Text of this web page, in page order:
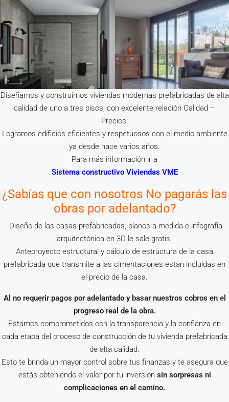
Diseñamos y construimos viviendas modernas prefabricadas de alta
calidad de uno a tres pisos, con excelente relación Calidad –
Precios.
Logramos edificios eficientes y respetuosos con el medio ambiente
ya desde hace varios años.
Para más información ir a
Sistema constructivo Viviendas VME
¿Sabías que con nosotros No pagarás las
obras por adelantado?
Diseño de las casas prefabricadas, planos a medida e infografía
arquitectónica en 3D le sale gratis.
Anteproyecto estructural y cálculo de estructura de la casa
prefabricada que transmite a las cimentaciones estan incluidas en
el precio de la casa.
Al no requerir pagos por adelantado y basar nuestros cobros en el
progreso real de la obra.
Estamos comprometidos con la transparencia y la confianza en
cada etapa del proceso de construcción de tu vivienda prefabricada
de alta calidad.
Esto te brinda un mayor control sobre tus finanzas y te asegura que
estás obteniendo el valor por tu inversión sin sorpresas ni
complicaciones en el camino.